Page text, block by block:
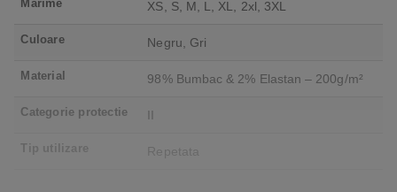
Marime XS, S, M, L, XL, 2xl, 3XL
Culoare Negru, Gri
Material 98% Bumbac & 2% Elastan – 200g/m²
Categorie protectie II
Tip utilizare Repetata